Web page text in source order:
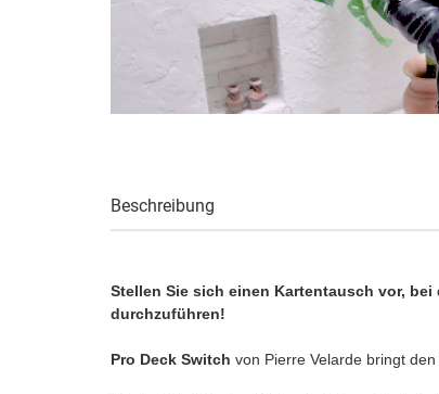
Beschreibung
Stellen Sie sich einen Kartentausch vor, bei
durchzuführen!
Pro Deck Switch von Pierre Velarde bringt